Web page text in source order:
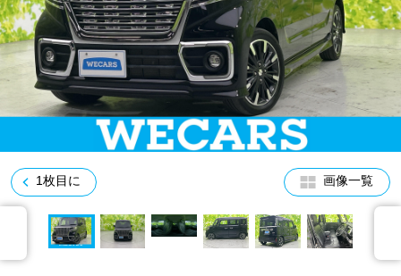
0120-733-500
1枚目に 画像一覧